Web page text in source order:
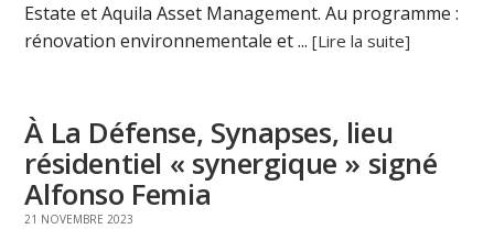
Estate et Aquila Asset Management. Au programme :
rénovation environnementale et ...[Lire la suite]
À La Défense, Synapses, lieu
résidentiel « synergique » signé
Alfonso Femia
21 NOVEMBRE 2023